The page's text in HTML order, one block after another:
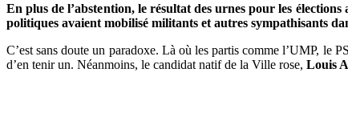
En plus de l’abstention, le résultat des urnes pour les
politiques avaient mobilisé militants et autres sympathisants
C’est sans doute un paradoxe. Là où les partis comme l’UMP, le
d’en tenir un. Néanmoins, le candidat natif de la Ville rose, Louis